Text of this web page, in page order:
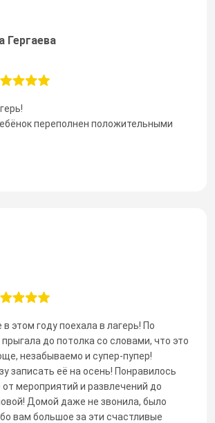
Гергаева
переполнен положительными
этом году поехала в лагерь! По
до потолка со словами, что это
незабываемо и супер-пупер!
записать её на осень! Понравилось
мероприятий и развлечений до
Домой даже не звонила, было
вам большое за эти счастливые